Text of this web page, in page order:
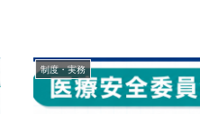
制度・実務